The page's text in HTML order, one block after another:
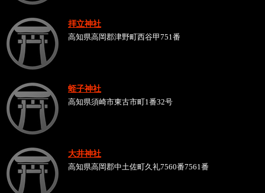
拝立神社
高知県高岡郡津野町西谷甲751番
蛭子神社
高知県須崎市東古市町1番32号
大井神社
高知県高岡郡中土佐町久礼7560番7561番